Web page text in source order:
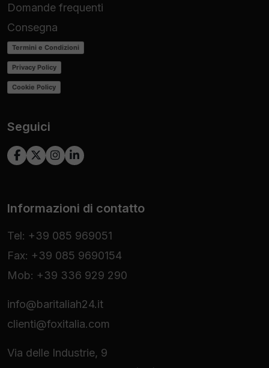
Domande frequenti
Consegna
Termini e Condizioni
Privacy Policy
Cookie Policy
Seguici
Informazioni di contatto
Tel: +39 085 969051
Fax: +39 085 9690154
Mob: +39 336 929 290
info@baritaliah24.it
clienti@foxitalia.com
Via delle Industrie, 9